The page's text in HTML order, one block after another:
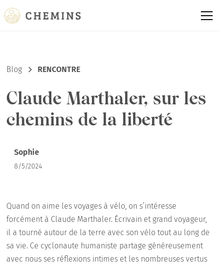
Blog RENCONTRE
Claude Marthaler, sur les
chemins de la liberté
Sophie
8/5/2024
Quand on aime les voyages à vélo, on s’intéresse
forcément à Claude Marthaler. Écrivain et grand voyageur,
il a tourné autour de la terre avec son vélo tout au long de
sa vie. Ce cyclonaute humaniste partage généreusement
avec nous ses réflexions intimes et les nombreuses vertus